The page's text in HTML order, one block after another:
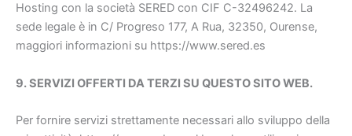
Hosting con la società SERED con CIF C-32496242. La
sede legale è in C/ Progreso 177, A Rua, 32350, Ourense,
maggiori informazioni su https://www.sered.es
9. SERVIZI OFFERTI DA TERZI SU QUESTO SITO WEB.
Per fornire servizi strettamente necessari allo sviluppo della